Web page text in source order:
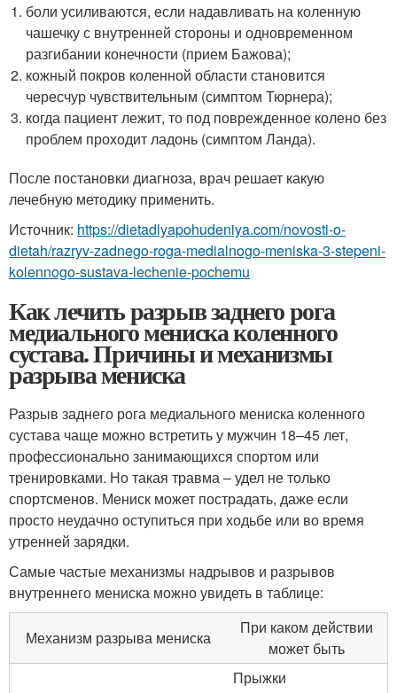
боли усиливаются, если надавливать на коленную
чашечку с внутренней стороны и одновременном
разгибании конечности (прием Бажова);
кожный покров коленной области становится
чересчур чувствительным (симптом Тюрнера);
когда пациент лежит, то под поврежденное колено без
проблем проходит ладонь (симптом Ланда).
После постановки диагноза, врач решает какую
лечебную методику применить.
Источник: https://dietadlyapohudeniya.com/novosti-o-
dietah/razryv-zadnego-roga-medialnogo-meniska-3-stepeni-
kolennogo-sustava-lechenie-pochemu
Как лечить разрыв заднего рога
медиального мениска коленного
сустава. Причины и механизмы
разрыва мениска
Разрыв заднего рога медиального мениска коленного
сустава чаще можно встретить у мужчин 18–45 лет,
профессионально занимающихся спортом или
тренировками. Но такая травма – удел не только
спортсменов. Мениск может пострадать, даже если
просто неудачно оступиться при ходьбе или во время
утренней зарядки.
Самые частые механизмы надрывов и разрывов
внутреннего мениска можно увидеть в таблице:
Механизм разрыва мениска
При каком действии
может быть
Прыжки